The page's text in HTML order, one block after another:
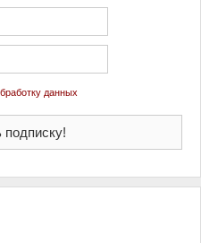
данных